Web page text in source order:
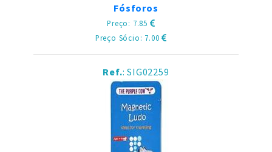
Fósforos
Preço: 7.85
Preço Sócio: 7.00
Ref.: SIG02259